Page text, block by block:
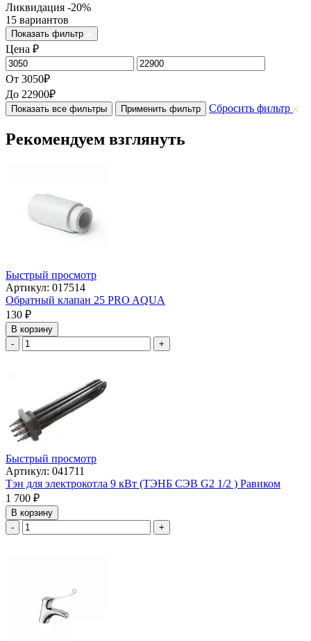
Ликвидация -20%
15 вариантов
Показать фильтр
Цена ₽
От 3050₽
До 22900₽
Показать все фильтры Применить фильтр Сбросить фильтр
Рекомендуем взглянуть
Быстрый просмотр
Артикул: 017514
Обратный клапан 25 PRO AQUA
130 ₽
В корзину
-
+
Быстрый просмотр
Артикул: 041711
Тэн для электрокотла 9 кВт (ТЭНБ СЭВ G2 1/2 ) Равиком
1 700 ₽
В корзину
-
+